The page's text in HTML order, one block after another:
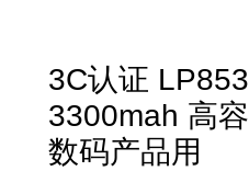
3C认证
3300mah 高
数码产品用